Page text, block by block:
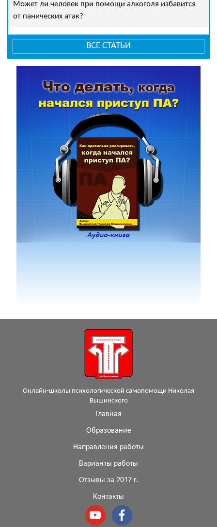
Может ли человек при помощи алкоголя избавится
от панических атак?
ВСЕ СТАТЬИ
Онлайн-школы психологической самопомощи Николая
Вышинского
Главная
Образование
Направления работы
Варианты работы
Отзывы за 2017 г.
Контакты